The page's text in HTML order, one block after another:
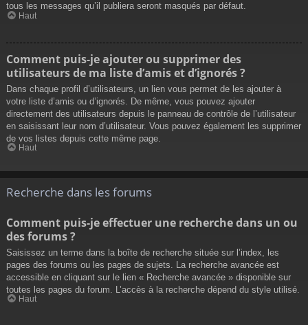
tous les messages qu’il publiera seront masqués par défaut.
Haut
Comment puis-je ajouter ou supprimer des
utilisateurs de ma liste d’amis et d’ignorés ?
Dans chaque profil d’utilisateurs, un lien vous permet de les ajouter à
votre liste d’amis ou d’ignorés. De même, vous pouvez ajouter
directement des utilisateurs depuis le panneau de contrôle de l’utilisateur
en saisissant leur nom d’utilisateur. Vous pouvez également les supprimer
de vos listes depuis cette même page.
Haut
Recherche dans les forums
Comment puis-je effectuer une recherche dans un ou
des forums ?
Saisissez un terme dans la boîte de recherche située sur l’index, les
pages des forums ou les pages de sujets. La recherche avancée est
accessible en cliquant sur le lien « Recherche avancée » disponible sur
toutes les pages du forum. L’accès à la recherche dépend du style utilisé.
Haut